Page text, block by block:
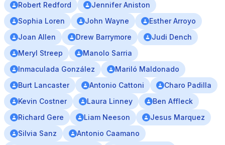
Robert Redford
Jennifer Aniston
Sophia Loren
John Wayne
Esther Arroyo
Joan Allen
Drew Barrymore
Judi Dench
Meryl Streep
Manolo Sarria
Inmaculada González
Mariló Maldonado
Burt Lancaster
Antonio Cattoni
Charo Padilla
Kevin Costner
Laura Linney
Ben Affleck
Richard Gere
Liam Neeson
Jesus Marquez
Silvia Sanz
Antonio Caamano